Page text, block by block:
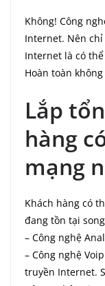
Không! Công
Internet. Nên
Internet là có
Hoàn toàn
Lắp
hàng
mạng
Khách hàng có
đang tồn tại
– Công nghệ
– Công nghệ
truyền Internet.